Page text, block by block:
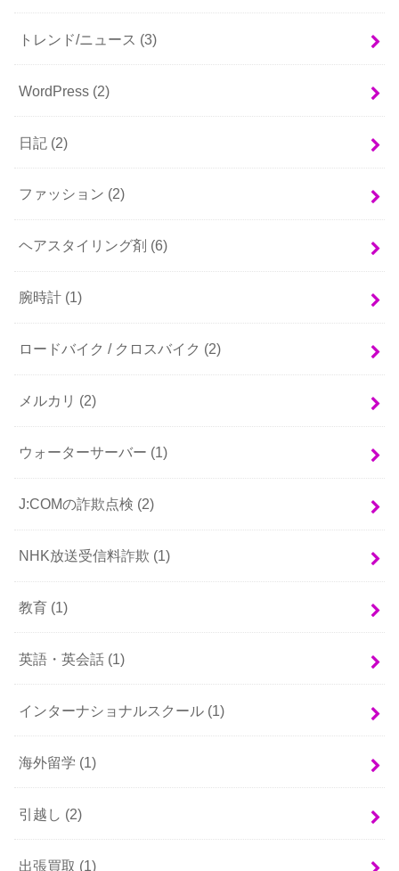
トレンド/ニュース (3)
WordPress (2)
日記 (2)
ファッション (2)
ヘアスタイリング剤 (6)
腕時計 (1)
ロードバイク / クロスバイク (2)
メルカリ (2)
ウォーターサーバー (1)
J:COMの詐欺点検 (2)
NHK放送受信料詐欺 (1)
教育 (1)
英語・英会話 (1)
インターナショナルスクール (1)
海外留学 (1)
引越し (2)
出張買取 (1)